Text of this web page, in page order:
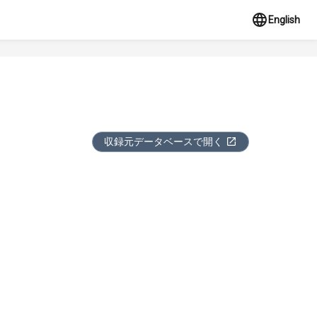
English
収録元データベースで開く